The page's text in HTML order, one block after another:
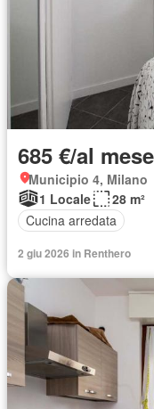
685 €/al mese
Municipio 4, Milano
1 Locale
28 m²
Cucina arredata
2 giu 2026 in Renthero